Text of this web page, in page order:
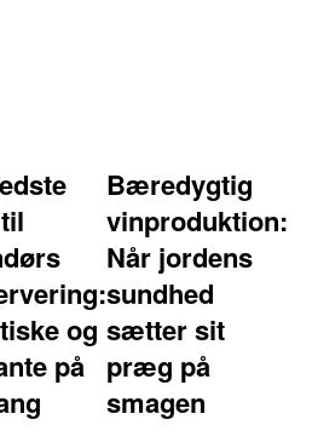
og
på
Bæredygtig
vinproduktion:
Når jordens
sundhed
sætter sit
præg på
smagen